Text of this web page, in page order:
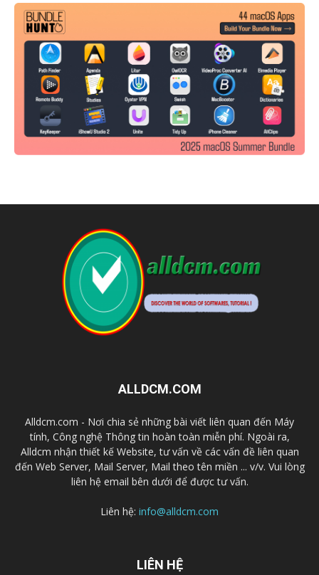
ALLDCM.COM
Alldcm.com - Nơi chia sẻ những bài viết liên quan đến Máy
tính, Công nghệ Thông tin hoàn toàn miễn phí. Ngoài ra,
Alldcm nhận thiết kế Website, tư vấn về các vấn đề liên quan
đến Web Server, Mail Server, Mail theo tên miền ... v/v. Vui lòng
liên hệ email bên dưới để được tư vấn.
Liên hệ: info@alldcm.com
LIÊN HỆ